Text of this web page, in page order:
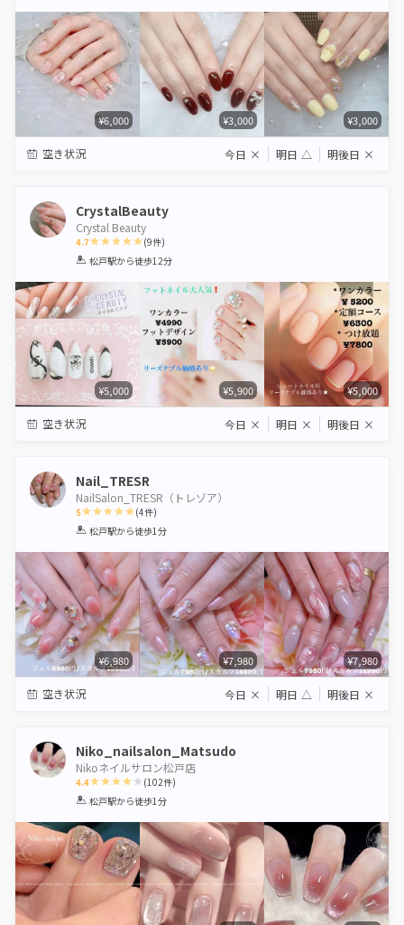
¥6,000 ¥3,000 ¥3,000
空き状況 今日 × 明日 △ 明後日 ×
CrystalBeauty
Crystal Beauty
4.7
1 2 3 4 5
(9件)
松戸駅から徒歩12分
¥5,000 ¥5,900 ¥5,000
空き状況 今日 × 明日 × 明後日 ×
Nail_TRESR
NailSalon_TRESR（トレゾア）
5
1 2 3 4 5
(4件)
松戸駅から徒歩1分
¥6,980 ¥7,980 ¥7,980
空き状況 今日 × 明日 △ 明後日 ×
Niko_nailsalon_Matsudo
Nikoネイルサロン松戸店
4.4
1 2 3 4 5
(102件)
松戸駅から徒歩1分